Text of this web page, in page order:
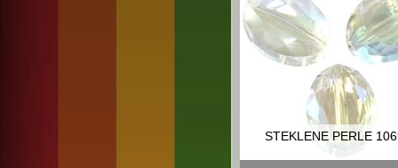
STEKLENE PERLE